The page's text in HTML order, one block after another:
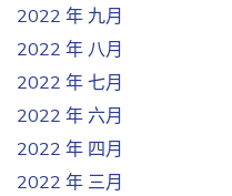
2022 年 九月
2022 年 八月
2022 年 七月
2022 年 六月
2022 年 四月
2022 年 三月